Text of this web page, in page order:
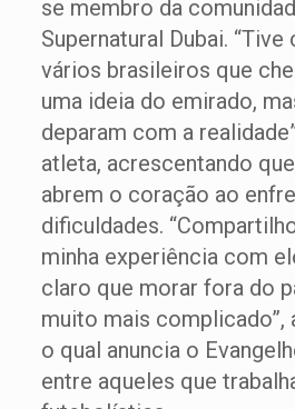
se membro da
Supernatural Dubai.
vários brasileiros que
uma ideia do emirado,
deparam com a
atleta, acrescentando
abrem o coração ao
dificuldades.
minha experiência com
claro que morar fora do
muito mais complicado”,
o qual anuncia o
entre aqueles que